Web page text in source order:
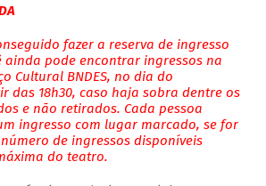
fazer a reserva de ingresso
ainda pode encontrar ingressos na
Cultural BNDES, no dia do
das 18h30, caso haja sobra dentre os
e não retirados. Cada pessoa
ingresso com lugar marcado, se for
de ingressos disponíveis
do teatro.